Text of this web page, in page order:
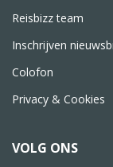
Reisbizz team
Inschrijven
Colofon
Privacy & Cookies
VOLG ONS